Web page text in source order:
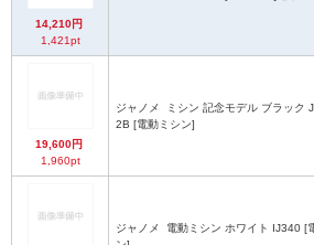
14,210円
1,421pt
19,600円
1,960pt
ジャノメ
2B [電動ミシン]
ジャノメ